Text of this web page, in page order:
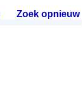
Zoek opnieuw.